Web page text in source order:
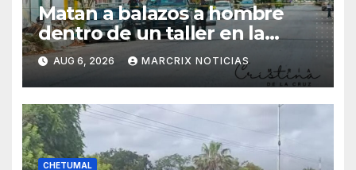
Matan a balazos a hombre
dentro de un taller en la
Supermanzana 222 de
Cancún
AUG 6, 2026 MARCRIX NOTICIAS
CHETUMAL